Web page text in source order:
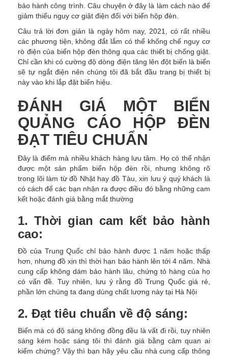
bảo hành công trình. Câu chuyện ở đây là làm cách nào để
giảm thiểu nguy cơ giật điện đối với biển hộp đèn.
Câu trả lời đơn giản là ngày hôm nay, 2021, có rất nhiều
các phương tiện, không đắt lắm có thể khống chế nguy cơ
rò điện của biển hộp đèn thông qua các thiết bị chống giật.
Chỉ cần khi có cường độ dòng điện tăng lên đột biến là biển
sẽ tự ngắt điện nên chúng tôi đã bắt đầu trang bị thiết bị
này vào khi lắp đặt biển hiệu.
ĐÁNH GIÁ MỘT BIỂN
QUẢNG CÁO HỘP ĐÈN
ĐẠT TIÊU CHUẨN
Đây là điểm mà nhiều khách hàng lưu tâm. Họ có thể nhận
được một sản phẩm biển hộp đèn rồi, nhưng không rõ
trong lõi làm từ đồ Nhật hay đồ Tàu, xin lưu ý quý khách là
có cách để các bạn nhận ra được điều đó bằng những cam
kết hoặc đánh giá bằng mắt thường
1. Thời gian cam kết bảo hành
cao:
Đồ của Trung Quốc chỉ bảo hành được 1 năm hoặc thấp
hơn, nhưng đồ xịn thì thời hạn bảo hành lên tới 4 năm. Nhà
cung cấp không dám bảo hành lâu, chứng tỏ hàng của họ
có vấn đề. Tuy nhiên, lưu ý rằng đồ Trung Quốc giá rẻ,
phần lớn chúng ta đang dùng chất lượng này tại Hà Nội
2. Đạt tiêu chuẩn về độ sáng:
Biển mà có độ sáng không đồng đều là vất đi rồi, tuy nhiên
sáng kém hoặc sáng tôi thì đánh giá bằng cảm quan ai
kiểm chứng? Vậy thì bạn hãy yêu cầu nhà cung cấp thông